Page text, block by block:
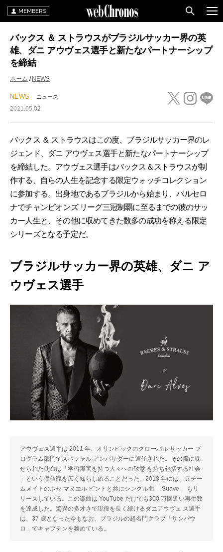
MEMBERS
バックス ＆ ストラウスがブラジルサッカー界の英
雄、ダニ アウヴェス選手と新たなパートナーシップ
を締結
ホーム NEWS
NEWS ニュース
2021.05.02
バックス ＆ ストラウスはこの度、ブラジルサッカー界のレ
ジェンド、ダニ アウヴェス選手と新たなパートナーシップ
を締結した。アウヴェス選手はバックス＆ストラウスが制
作する、自らの人生を記念する限定ウォッチコレクション
に参加する。出身地であるブラジルから始まり、バルセロ
ナでチャンピオンズ リーグ三冠制覇に至るまでの彼のサッ
カー人生と、その他に収めてきた数多の成功を称える限定
シリーズとなる予定だ。
ブラジルサッカー界の英雄、ダニ ア
ウヴェス選手
アウヴェス選手は 2011 年、オリンピックのグローバル サッカー プ
ログラム部門でスペシャル アンバサダーに選任された。その際に課
せられた使命は「学習障害を持つ人々への敬意 を持ち包括する社会
」という価値観を広く知らしめることだった。2018 年には、元チー
ムメイトのホセ マヌエル ピントと共にシングル曲「 Suave 」もリ
リースしている。この楽曲は YouTube だけでも300 万回近い再生数
を達成した。驚異の多才さで現役を長く続けるダニアウヴェ ス選手
は、37 歳となった今もなお、ブラジルの超名門クラブ「サンパウ
ロ」でキャプテンを務めている。